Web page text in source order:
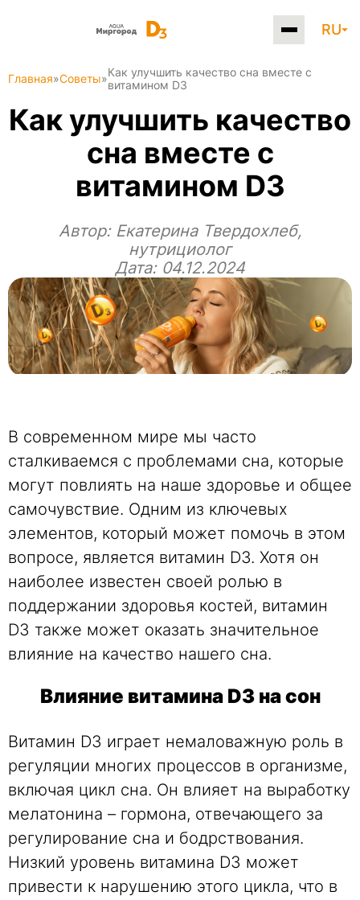
RU
Главная»Советы»Как улучшить качество сна вместе с
витамином D3
Как улучшить качество
сна вместе с
витамином D3
Автор:Екатерина Твердохлеб,
нутрициолог
Дата: 04.12.2024
В современном мире мы часто
сталкиваемся с проблемами сна, которые
могут повлиять на наше здоровье и общее
самочувствие. Одним из ключевых
элементов, который может помочь в этом
вопросе, является витамин D3. Хотя он
наиболее известен своей ролью в
поддержании здоровья костей, витамин
D3 также может оказать значительное
влияние на качество нашего сна.
Влияние витамина D3 на сон
Витамин D3 играет немаловажную роль в
регуляции многих процессов в организме,
включая цикл сна. Он влияет на выработку
мелатонина – гормона, отвечающего за
регулирование сна и бодрствования.
Низкий уровень витамина D3 может
привести к нарушению этого цикла, что в